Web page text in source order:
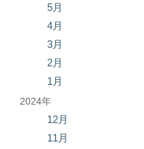
5月
4月
3月
2月
1月
2024年
12月
11月